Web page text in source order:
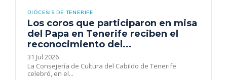
DIÓCESIS DE TENERIFE
Los coros que participaron en misa
del Papa en Tenerife reciben el
reconocimiento del...
31 Jul 2026
La Consejería de Cultura del Cabildo de Tenerife
celebró, en el...